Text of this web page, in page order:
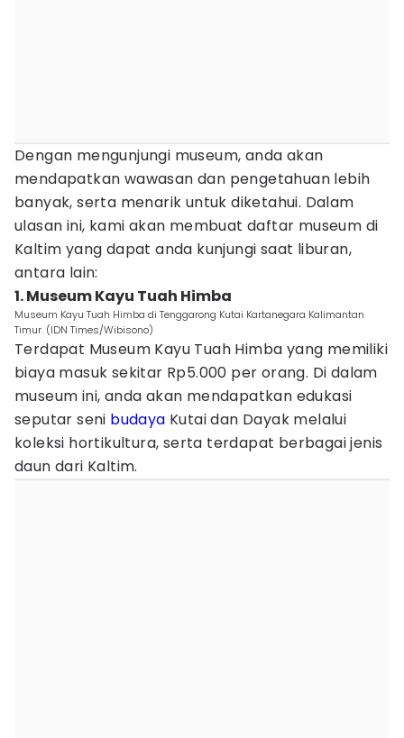
Dengan mengunjungi museum, anda akan
mendapatkan wawasan dan pengetahuan lebih
banyak, serta menarik untuk diketahui. Dalam
ulasan ini, kami akan membuat daftar museum di
Kaltim yang dapat anda kunjungi saat liburan,
antara lain:
1. Museum Kayu Tuah Himba
Museum Kayu Tuah Himba di Tenggarong Kutai Kartanegara Kalimantan
Timur. (IDN Times/Wibisono)
Terdapat Museum Kayu Tuah Himba yang memiliki
biaya masuk sekitar Rp5.000 per orang. Di dalam
museum ini, anda akan mendapatkan edukasi
seputar seni budaya Kutai dan Dayak melalui
koleksi hortikultura, serta terdapat berbagai jenis
daun dari Kaltim.